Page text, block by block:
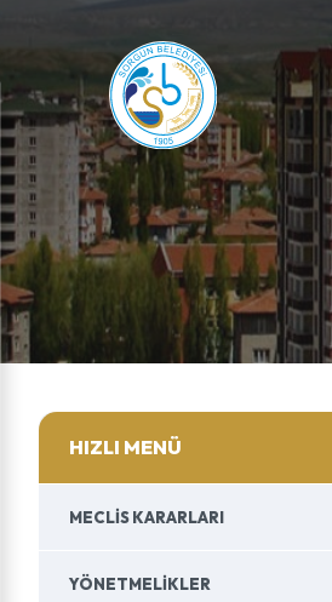
HIZLI MENÜ
MECLIS KARARLARI
YÖNETMELIKLER